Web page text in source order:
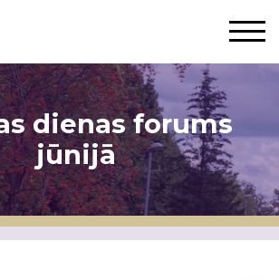
dienas forums
jūnijā